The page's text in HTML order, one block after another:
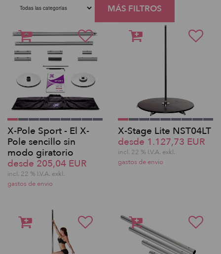
MÁS FILTROS
X-Pole Sport - El X-
Pole sencillo sin
modo giratorio
desde 205,04 EUR
incl. 22 % I.V.A. exkl.
gastos de envio
X-Stage Lite NST04LT
desde 1.127,73 EUR
incl. 22 % I.V.A. exkl.
gastos de envio